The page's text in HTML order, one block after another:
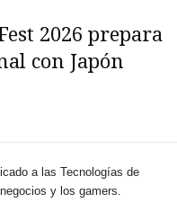
2026 prepara
con Japón
a las Tecnologías de
y los gamers.